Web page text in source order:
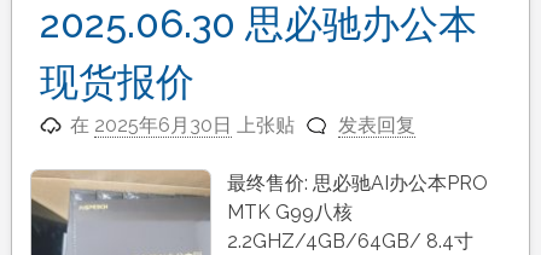
2025.06.30 思必驰办公本
现货报价
在 2025年6月30日 上张贴 发表回复
最终售价: 思必驰AI办公本PRO
MTK G99八核
2.2GHZ/4GB/64GB/ 8.4寸